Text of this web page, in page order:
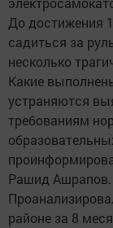
До достижения
садиться за
несколько
Какие
устраняются
требованиям
Рашид Ашрапов.
районе за 8